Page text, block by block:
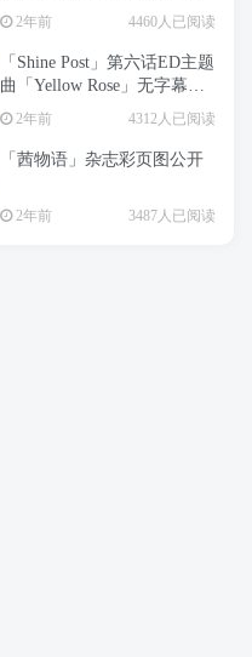
化
2年前 4460人已阅读
「Shine Post」第六话ED主题
曲「Yellow Rose」无字幕MV
公开
2年前 4312人已阅读
「茜物语」杂志彩页图公开
2年前 3487人已阅读
申鹤原神wiki 申鹤诞辰祭
2年前 6197人已阅读
APP下载
2年前 5045人已阅读
经典杯子蛋糕 佐岸 漫画「经
典杯子蛋糕」宣布真人日剧